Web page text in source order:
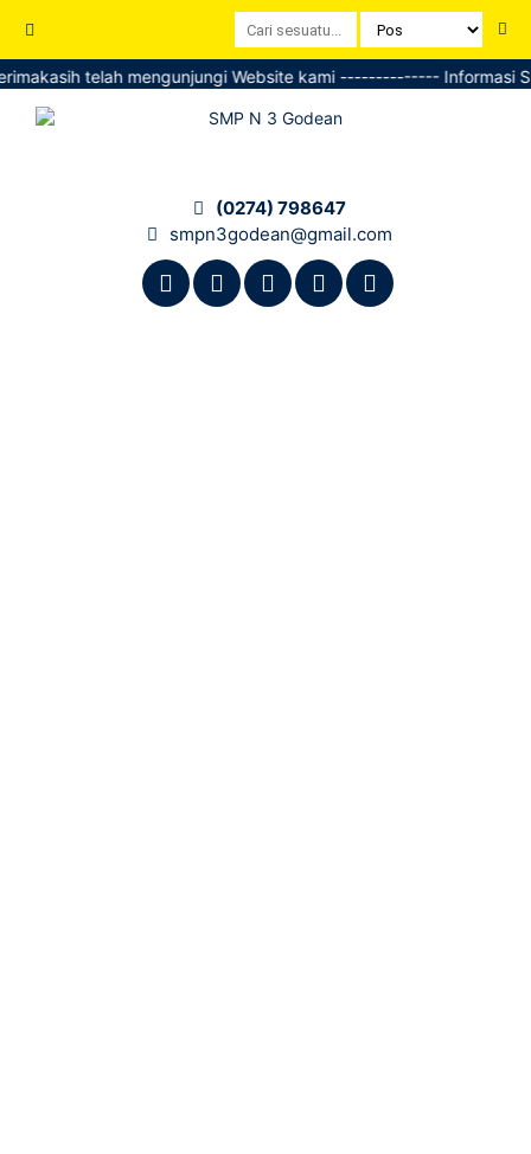
telah mengunjungi Website kami -------------- Informasi
(0274) 798647
smpn3godean@gmail.com